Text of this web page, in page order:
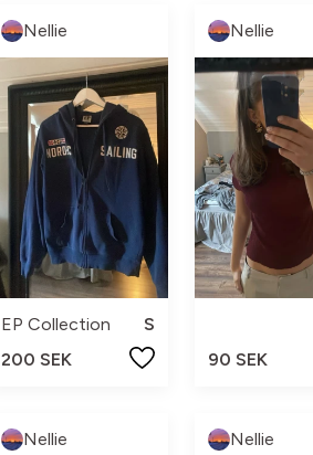
Nellie
EP Collection
S
200 SEK
Nellie
90 SEK
Nellie Nellie